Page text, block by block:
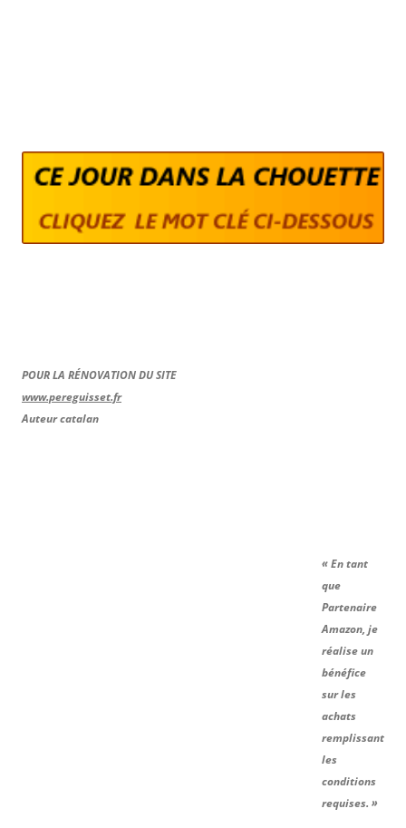
POUR LA RÉNOVATION DU SITE
www.pereguisset.fr
Auteur catalan
« En tant
que
Partenaire
Amazon, je
réalise un
bénéfice
sur les
achats
remplissant
les
conditions
requises. »